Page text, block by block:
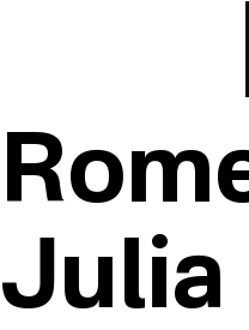
Julia